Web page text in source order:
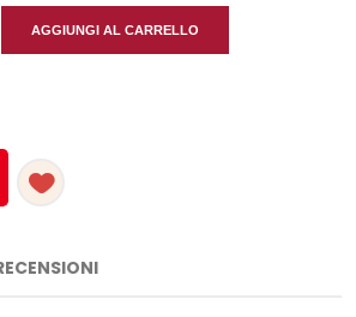
AGGIUNGI AL CARRELLO